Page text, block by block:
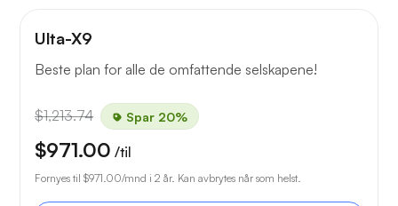
Ulta-X9
Beste plan for alle de omfattende selskapene!
$1,213.74 Spar 20%
$971.00 /til
Fornyes til $971.00/mnd i 2 år. Kan avbrytes når som helst.